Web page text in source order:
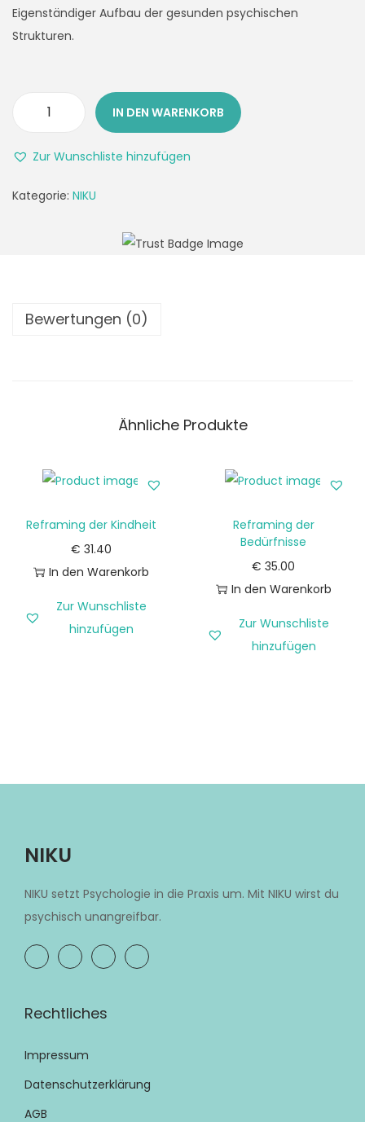
Eigenständiger Aufbau der gesunden psychischen
Strukturen.
IN DEN WARENKORB
Zur Wunschliste hinzufügen
Kategorie: NIKU
Bewertungen (0)
Ähnliche Produkte
Reframing der Kindheit
€ 31.40
In den Warenkorb
Zur Wunschliste
hinzufügen
Reframing der
Bedürfnisse
€ 35.00
In den Warenkorb
Zur Wunschliste
hinzufügen
NIKU
NIKU setzt Psychologie in die Praxis um. Mit NIKU wirst du
psychisch unangreifbar.
Rechtliches
Impressum
Datenschutzerklärung
AGB